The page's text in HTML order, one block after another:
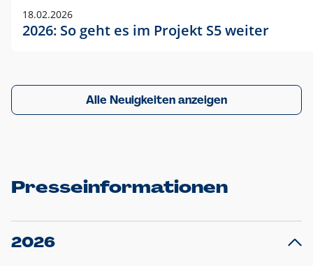
18.02.2026
2026: So geht es im Projekt S5 weiter
Alle Neuigkeiten anzeigen
Presseinformationen
2026